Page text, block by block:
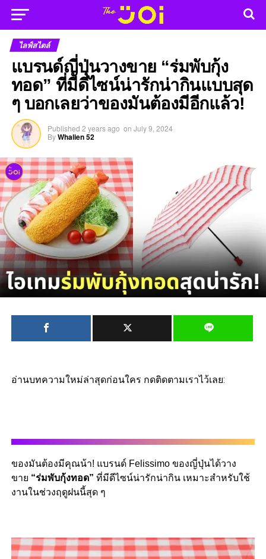
ไลฟ์สไตล์
แบรนด์ญี่ปุ่นวางขาย “ร่มพับกุ้ง
ทอด” ที่มีดีไซน์น่ารักน่ากินแบบสุด
ๆ บอกเลยว่าของมันต้องมีอีกแล้ว!
Published 2 years ago on July 9, 2024
ByWhalien 52
อ่านบทความใหม่ล่าสุดก่อนใคร กดติดตามเราไว้เลย:
ของมันต้องมีคุณน้า! แบรนด์ Felissimo ของญี่ปุ่นได้วาง
ขาย “ร่มพับกุ้งทอด” ที่มีดีไซน์น่ารักน่ากิน เหมาะสำหรับใช้
งานในช่วงฤดูฝนนี้สุด ๆ